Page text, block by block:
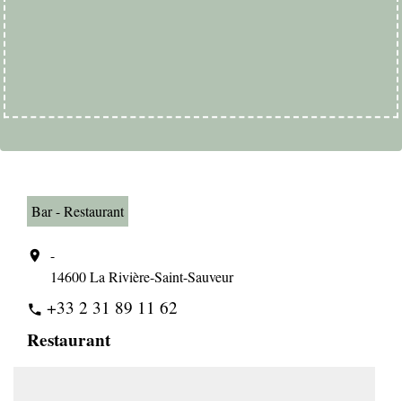
Bar - Restaurant
location_on
-
14600 La Rivière-Saint-Sauveur
phone +33 2 31 89 11 62
Restaurant